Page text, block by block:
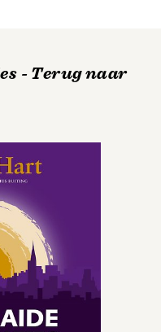
- Terug naar